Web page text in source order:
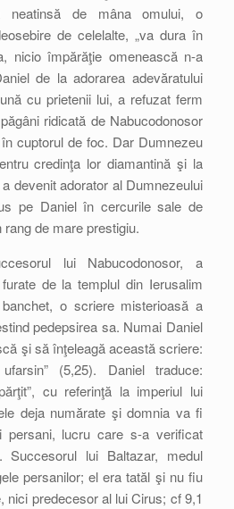
neatinsă de mâna omului, o
de celelalte, „va dura în
nicio împărăţie omenească n-a
de la adorarea adevăratului
cu prietenii lui, a refuzat ferm
ridicată de Nabucodonosor
cuptorul de foc. Dar Dumnezeu
credinţa lor diamantină şi la
devenit adorator al Dumnezeului
pe Daniel în cercurile sale de
de mare prestigiu.
lui Nabucodonosor, a
de la templul din Ierusalim
o scriere misterioasă a
pedepsirea sa. Numai Daniel
şi să înţeleagă această scriere:
(5,25). Daniel traduce:
cu referinţă la imperiul lui
deja numărate şi domnia va fi
lucru care s-a verificat
lui Baltazar, medul
persanilor; el era tatăl şi nu fiu
nici predecesor al lui Cirus; cf 9,1